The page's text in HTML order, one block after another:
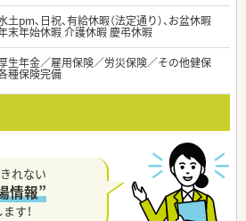
土pm、日祝、有給休暇（法定通り）、お盆休暇
末年始休暇 介護休暇 慶弔休暇
生年金／雇用保険／労災保険／その他健保
種保険完備
れない
情報”
す！